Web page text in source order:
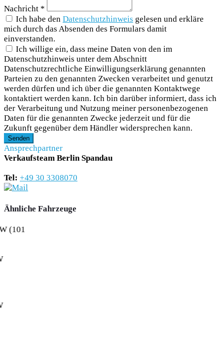
Nachricht *
Ich habe den Datenschutzhinweis gelesen und erkläre
mich durch das Absenden des Formulars damit
einverstanden.
Ich willige ein, dass meine Daten von den im
Datenschutzhinweis unter dem Abschnitt
Datenschutzrechtliche Einwilligungserklärung genannten
Parteien zu den genannten Zwecken verarbeitet und genutzt
werden dürfen und ich über die genannten Kontaktwege
kontaktiert werden kann. Ich bin darüber informiert, dass ich
der Verarbeitung und Nutzung meiner personenbezogenen
Daten für die genannten Zwecke jederzeit und für die
Zukunft gegenüber dem Händler widersprechen kann.
Senden
Ansprechpartner
Verkaufsteam Berlin Spandau
Tel: +49 30 3308070
Ähnliche Fahrzeuge